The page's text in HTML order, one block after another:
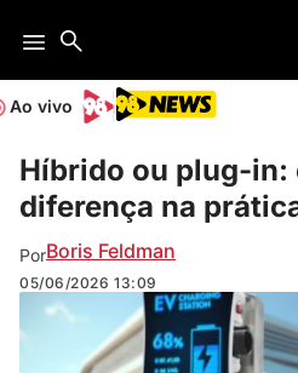
Ao vivo
Híbrido ou plug-in:
diferença na
PorBoris Feldman
05/06/2026 13:09